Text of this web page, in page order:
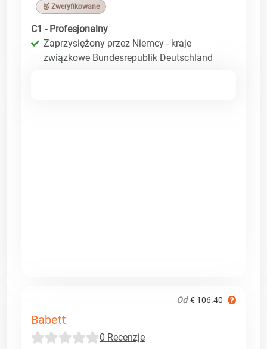
🥉 Zweryfikowane
C1 - Profesjonalny
Zaprzysiężony przez Niemcy - kraje
związkowe Bundesrepublik Deutschland
Od € 106.40
Babett
0 Recenzje